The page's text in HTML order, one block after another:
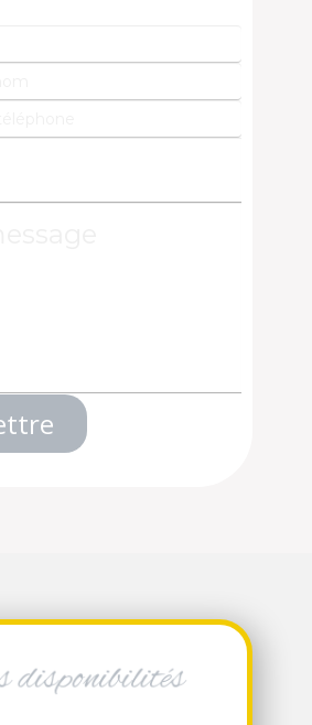
disponibilités